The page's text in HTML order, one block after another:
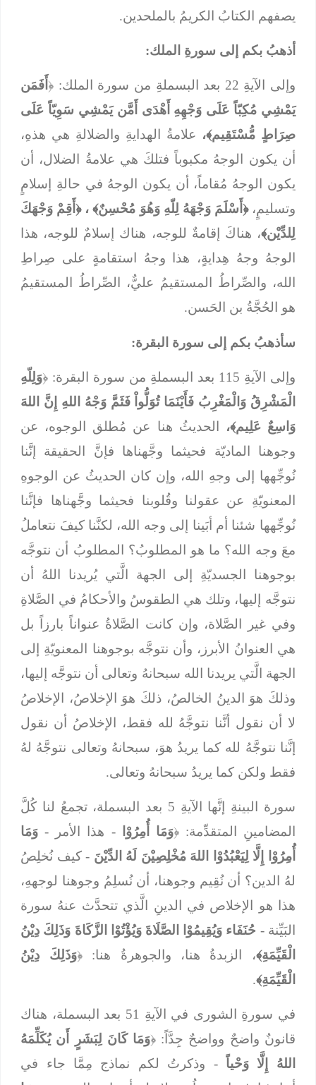
يصفهم الكتابُ الكريمُ بالملحدين.
أذهبُ بكم إلى سورةِ الملك:
وإلى الآيةِ 22 بعد البسملةِ من سورة الملك: ﴿
أَفَمَن
يَمْشِي مُكِبّاً عَلَى وَجْهِهِ أَهْدَى أَمَّن يَمْشِي سَوِيّاً عَلَى
صِرَاطٍ مُّسْتَقِيم﴾،علامةُ الهدايةِ والضلالةِ هي هذهِ،
أن يكون الوجهُ مكبوباً فتلكَ هي علامةُ الضلال، أن
يكون الوجهُ مُقاماً، أن يكون الوجهُ في حالةِ إسلامٍ
وتسليمٍ،﴿أَسْلَمَ وَجْهَهُ لِلّهِ وَهُوَ مُحْسِنٌ﴾ ، ﴿أَقِمْ وَجْهَكَ
لِلدِّيْن﴾، هناكَ إقامةٌ للوجه، هناك إسلامٌ للوجه، هذا
الوجهُ وجهُ هِدايةٍ، هذا وجهُ استقامةٍ على صِراطِ
الله، والصِّراطُ المستقيمُ عليٌّ، الصِّراطُ المستقيمُ
هو الحُجَّةُ بن الحَسن.
سأذهبُ بكم إلى سورة البقرة:
وإلى الآيةِ 115 بعد البسملةِ من سورة البقرة: ﴿
وَلِلّهِ
الْمَشْرِقُ وَالْمَغْرِبُ فَأَيْنَمَا تُوَلُّواْ فَثَمَّ وَجْهُ اللهِ إِنَّ اللهَ
وَاسِعٌ عَلِيم﴾،الحديثُ هنا عن مُطلق الوجوه، عن
وجوهنا الماديّة فحيثما وجَّهناها فإنَّ الحقيقة إنَّنا
نُوجِّهها إلى وجهِ الله، وإن كان الحديثُ عن الوجوهِ
المعنويّةِ عن عقولنا وقُلوبنا فحيثما وجَّهناها فإنَّنا
نُوجِّهها شئنا أم أبَينا إلى وجه الله، لكنَّنا كيفَ نتعاملُ
معَ وجه الله؟ ما هو المطلوبُ؟ المطلوبُ أن نتوجَّه
بوجوهنا الجسديّةِ إلى الجهة الَّتي يُريدنا اللهُ أن
نتوجَّه إليها، وتلك هي الطقوسُ والأحكامُ في الصَّلاةِ
وفي غير الصَّلاة، وإن كانت الصَّلاةُ عنواناً بارزاً بل
هي العنوانُ الأبرز، وأن نتوجَّه بوجوهنا المعنويّةِ إلى
الجهة الَّتي يريدنا الله سبحانهُ وتعالى أن نتوجَّه إليها،
وذلكَ هوَ الدينُ الخالصُ، ذلكَ هوَ الإخلاصُ، الإخلاصُ
لا أن نقول أنَّنا نتوجَّهُ لله فقط، الإخلاصُ أن نقول
إنَّنا نتوجَّهُ لله كما يريدُ هوَ، سبحانهُ وتعالى نتوجَّهُ لهُ
فقط ولكن كما يريدُ سبحانهُ وتعالى.
سورة البينةِ إنَّها الآيةِ 5 بعد البسملة، تجمعُ لنا كُلَّ
المضامينِ المتقدِّمة: ﴿وَمَا أُمِرُوْا - هذا الأمر - وَمَا
أُمِرُوْا إِلَّا لِيَعْبُدُوْا اللهَ مُخْلِصِيْنَ لَهُ الدِّيْنَ- كيف نُخلِصُ
لهُ الدين؟ أن نُقِيم وجوهنا، أن نُسلِمُ وجوهنا لوجههِ،
هذا هو الإخلاص في الدينِ الَّذي تتحدَّث عنهُ سورة
البَيِّنة - حُنَفَاء وَيُقِيمُوْا الصَّلَاةَ وَيُؤْتُوْا الزَّكَاةَ وَذَلِكَ دِيْنُ
الْقَيِّمَةِ﴾، الزبدةُ هنا، والجوهرةُ هنا: ﴿وَذَلِكَ دِيْنُ
الْقَيِّمَةِ﴾.
في سورةِ الشورى في الآيةِ 51 بعد البسملة، هناك
قانونٌ واضحٌ وواضحٌ جِدَّاً: ﴿وَمَا كَانَ لِبَشَرٍ أَن يُكَلِّمَهُ
اللهُ إِلَّا وَحْياً - وذكرتُ لكم نماذج مِمَّا جاء في